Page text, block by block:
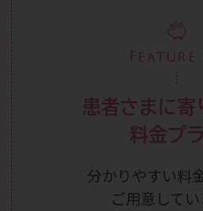
Feature
患者さまに寄
料金プ
分かりやすい料
ご用意してい